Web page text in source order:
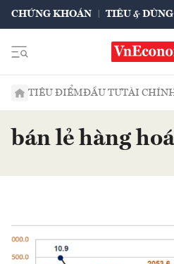
CHỨNG KHOÁN TIÊU & DÙNG
TIÊU ĐIỂMĐẦU TƯTÀI
bán lẻ hàng hoá